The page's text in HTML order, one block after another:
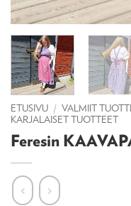
ETUSIVU / VALMIIT
KARJALAISET TUOTTEET
Feresin